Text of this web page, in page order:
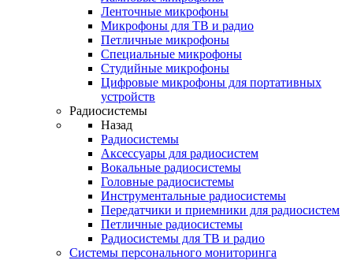
Ленточные микрофоны
Микрофоны для ТВ и радио
Петличные микрофоны
Специальные микрофоны
Студийные микрофоны
Цифровые микрофоны для портативных
устройств
Радиосистемы
Назад
Радиосистемы
Аксессуары для радиосистем
Вокальные радиосистемы
Головные радиосистемы
Инструментальные радиосистемы
Передатчики и приемники для радиосистем
Петличные радиосистемы
Радиосистемы для ТВ и радио
Системы персонального мониторинга